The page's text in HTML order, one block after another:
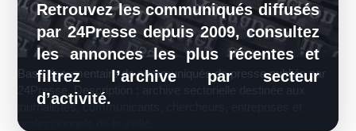
Retrouvez les communiqués diffusés
par 24Presse depuis 2009, consultez
les annonces les plus récentes et
filtrez l’archive par secteur
d’activité.
Base documentaire de communiqués de presse publiée par
24Presse. Description : archive sectorielle destinée aux
journalistes, communicants, chercheurs, entreprises et
professionnels de la veille.